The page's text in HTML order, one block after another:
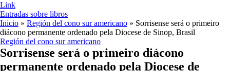
Link
Entradas sobre libros
Inicio » Región del cono sur americano » Sorrisense será o primeiro
diácono permanente ordenado pela Diocese de Sinop, Brasil
Región del cono sur americano
Sorrisense será o primeiro diácono
permanente ordenado pela Diocese de